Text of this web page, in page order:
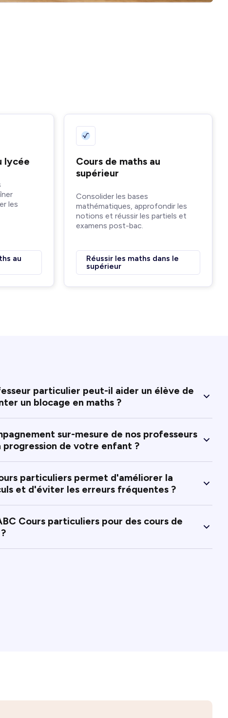
lycée
les
au
Cours de maths au
supérieur
Consolider les bases
mathématiques, approfondir les
notions et réussir les partiels et
examens post-bac.
Réussir les maths dans le
supérieur
particulier peut-il aider un élève de
un blocage en maths ?
sur-mesure de nos professeurs
de votre enfant ?
particuliers permet d'améliorer la
et d'éviter les erreurs fréquentes ?
Cours particuliers pour des cours de